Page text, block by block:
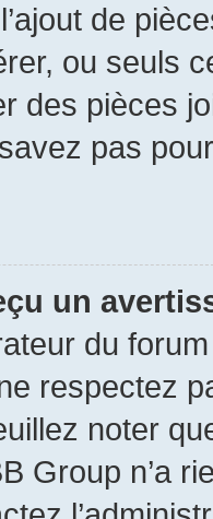
de
ou seuls
des pièces
pas
un
du
respectez
noter
Group n’a